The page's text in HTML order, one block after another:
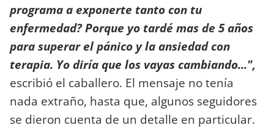
programa a exponerte tanto con tu
enfermedad? Porque yo tardé mas de 5 años
para superar el pánico y la ansiedad con
terapia. Yo diría que los vayas cambiando...",
escribió el caballero. El mensaje no tenía
nada extraño, hasta que, algunos seguidores
se dieron cuenta de un detalle en particular.